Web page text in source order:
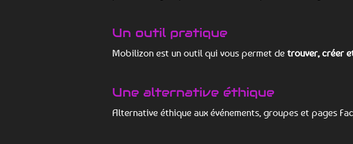
Un outil pratique
Mobilizon est un outil qui vous permet de trouver, créer
Une alternative éthique
Alternative éthique aux événements, groupes et pages